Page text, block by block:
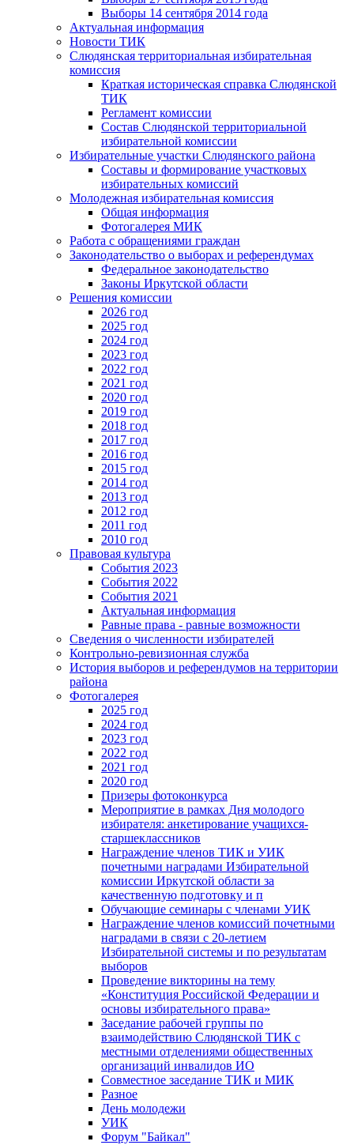
Выборы 14 сентября 2014 года
Актуальная информация
Новости ТИК
Слюдянская территориальная избирательная
комиссия
Краткая историческая справка Слюдянской
ТИК
Регламент комиссии
Состав Слюдянской территориальной
избирательной комиссии
Избирательные участки Слюдянского района
Составы и формирование участковых
избирательных комиссий
Молодежная избирательная комиссия
Общая информация
Фотогалерея МИК
Работа с обращениями граждан
Законодательство о выборах и референдумах
Федеральное законодательство
Законы Иркутской области
Решения комиссии
2026 год
2025 год
2024 год
2023 год
2022 год
2021 год
2020 год
2019 год
2018 год
2017 год
2016 год
2015 год
2014 год
2013 год
2012 год
2011 год
2010 год
Правовая культура
События 2023
События 2022
События 2021
Актуальная информация
Равные права - равные возможности
Сведения о численности избирателей
Контрольно-ревизионная служба
История выборов и референдумов на территории
района
Фотогалерея
2025 год
2024 год
2023 год
2022 год
2021 год
2020 год
Призеры фотоконкурса
Мероприятие в рамках Дня молодого
избирателя: анкетирование учащихся-
старшеклассников
Награждение членов ТИК и УИК
почетными наградами Избирательной
комиссии Иркутской области за
качественную подготовку и п
Обучающие семинары с членами УИК
Награждение членов комиссий почетными
наградами в связи с 20-летием
Избирательной системы и по результатам
выборов
Проведение викторины на тему
«Конституция Российской Федерации и
основы избирательного права»
Заседание рабочей группы по
взаимодействию Слюдянской ТИК с
местными отделениями общественных
организаций инвалидов ИО
Совместное заседание ТИК и МИК
Разное
День молодежи
УИК
Форум "Байкал"